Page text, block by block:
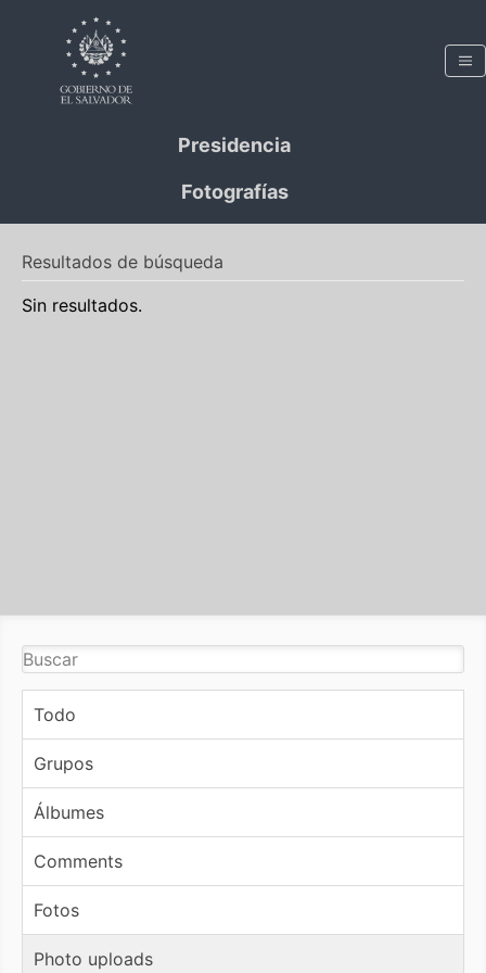
Presidencia
Fotografías
Resultados de búsqueda
Sin resultados.
Todo
Grupos
Álbumes
Comments
Fotos
Photo uploads